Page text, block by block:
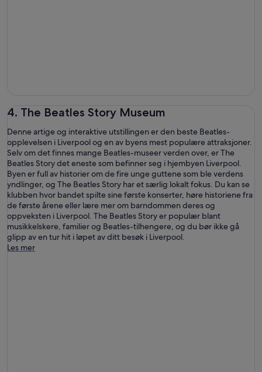
4. The Beatles Story Museum
Denne artige og interaktive utstillingen er den beste Beatles-
opplevelsen i Liverpool og en av byens mest populære attraksjoner.
Selv om det finnes mange Beatles-museer verden over, er The
Beatles Story det eneste som befinner seg i hjembyen Liverpool.
Byen er full av historier om de fire unge guttene som ble verdens
yndlinger, og The Beatles Story har et særlig lokalt fokus. Du kan se
klubben hvor bandet spilte sine første konserter, høre historiene fra
de første årene eller lære mer om barndommen deres og
oppveksten i Liverpool. The Beatles Story er populær blant
musikkelskere, familier og Beatles-tilhengere, og du bør ikke gå
glipp av en tur hit i løpet av ditt besøk i Liverpool.
Les mer